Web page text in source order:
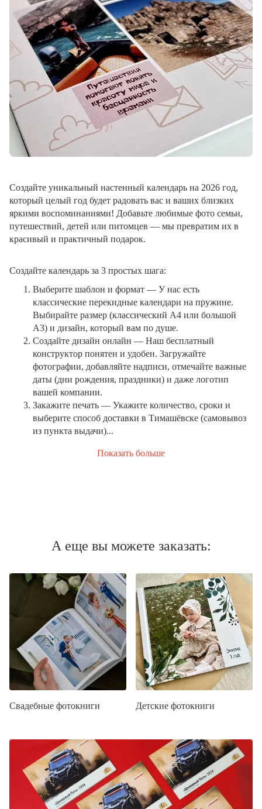
Создайте уникальный настенный календарь на 2026 год,
который целый год будет радовать вас и ваших близких
яркими воспоминаниями! Добавьте любимые фото семьи,
путешествий, детей или питомцев — мы превратим их в
красивый и практичный подарок.
Создайте календарь за 3 простых шага:
Выберите шаблон и формат — У нас есть
классические перекидные календари на пружине.
Выбирайте размер (классический A4 или большой
A3) и дизайн, который вам по душе.
Создайте дизайн онлайн — Наш бесплатный
конструктор понятен и удобен. Загружайте
фотографии, добавляйте надписи, отмечайте важные
даты (дни рождения, праздники) и даже логотип
вашей компании.
Закажите печать — Укажите количество, сроки и
выберите способ доставки в Тимашёвске (самовывоз
из пункта выдачи)...
Показать больше
А еще вы можете заказать:
Свадебные фотокниги Детские фотокниги